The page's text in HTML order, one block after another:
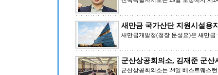
새만금 국가산단 지원시설용
새만금개발청(청장 문성요)은 새만금
군산상공회의소, 김재준 군산
군산상공회의소는 24일 베스트웨스